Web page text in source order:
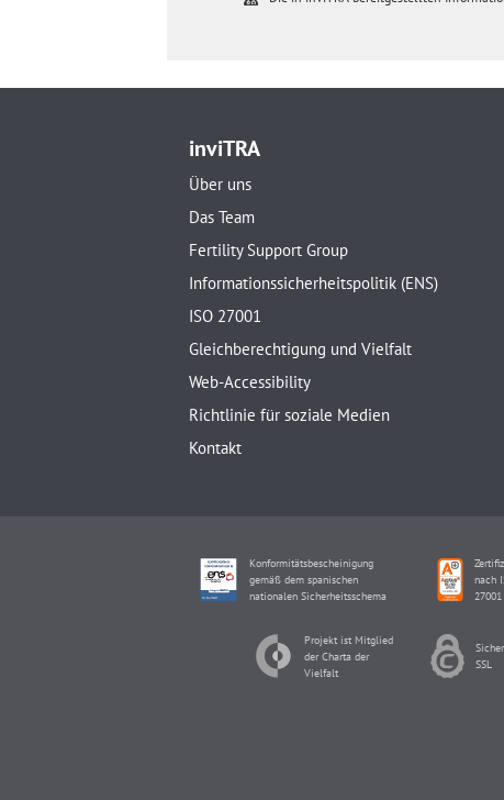
inviTRA
Über uns
Das Team
Fertility Support Group
Informationssicherheitspolitik (ENS)
ISO 27001
Gleichberechtigung und Vielfalt
Web-Accessibility
Richtlinie für soziale Medien
Kontakt
Konformitätsbescheinigung
gemäß dem spanischen
nationalen Sicherheitsschema
nach
27001
Projekt ist Mitglied
der Charta der
Vielfalt
SSL